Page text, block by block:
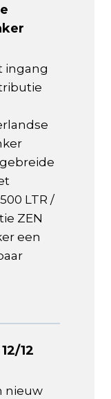
ingang
LTR /
ZEN
een
12
nieuw